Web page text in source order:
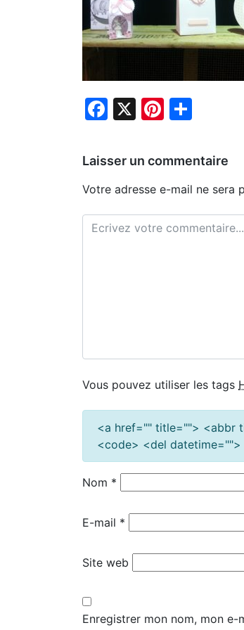
Facebook
X
Laisser un commentaire
Votre adresse e-mail ne sera
Vous pouvez utiliser les tags
<a href="" title=""> <abbr
<code> <del
Nom *
E-mail *
Site web
Enregistrer mon nom, mon